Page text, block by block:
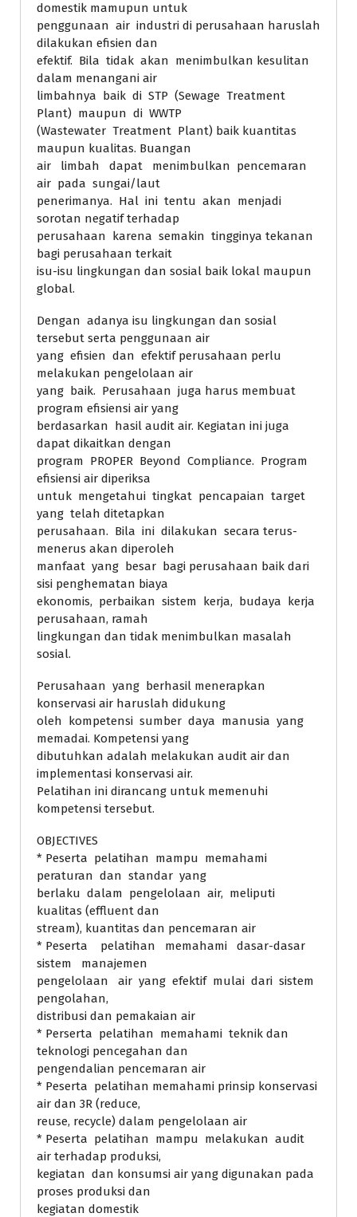
domestik mamupun untuk
penggunaan air industri di perusahaan haruslah
dilakukan efisien dan
efektif. Bila tidak akan menimbulkan kesulitan
dalam menangani air
limbahnya baik di STP (Sewage Treatment
Plant) maupun di WWTP
(Wastewater Treatment Plant) baik kuantitas
maupun kualitas. Buangan
air limbah dapat menimbulkan pencemaran
air pada sungai/laut
penerimanya. Hal ini tentu akan menjadi
sorotan negatif terhadap
perusahaan karena semakin tingginya tekanan
bagi perusahaan terkait
isu-isu lingkungan dan sosial baik lokal maupun
global.
Dengan adanya isu lingkungan dan sosial
tersebut serta penggunaan air
yang efisien dan efektif perusahaan perlu
melakukan pengelolaan air
yang baik. Perusahaan juga harus membuat
program efisiensi air yang
berdasarkan hasil audit air. Kegiatan ini juga
dapat dikaitkan dengan
program PROPER Beyond Compliance. Program
efisiensi air diperiksa
untuk mengetahui tingkat pencapaian target
yang telah ditetapkan
perusahaan. Bila ini dilakukan secara terus-
menerus akan diperoleh
manfaat yang besar bagi perusahaan baik dari
sisi penghematan biaya
ekonomis, perbaikan sistem kerja, budaya kerja
perusahaan, ramah
lingkungan dan tidak menimbulkan masalah
sosial.
Perusahaan yang berhasil menerapkan
konservasi air haruslah didukung
oleh kompetensi sumber daya manusia yang
memadai. Kompetensi yang
dibutuhkan adalah melakukan audit air dan
implementasi konservasi air.
Pelatihan ini dirancang untuk memenuhi
kompetensi tersebut.
OBJECTIVES
* Peserta pelatihan mampu memahami
peraturan dan standar yang
berlaku dalam pengelolaan air, meliputi
kualitas (effluent dan
stream), kuantitas dan pencemaran air
* Peserta pelatihan memahami dasar-dasar
sistem manajemen
pengelolaan air yang efektif mulai dari sistem
pengolahan,
distribusi dan pemakaian air
* Perserta pelatihan memahami teknik dan
teknologi pencegahan dan
pengendalian pencemaran air
* Peserta pelatihan memahami prinsip konservasi
air dan 3R (reduce,
reuse, recycle) dalam pengelolaan air
* Peserta pelatihan mampu melakukan audit
air terhadap produksi,
kegiatan dan konsumsi air yang digunakan pada
proses produksi dan
kegiatan domestik